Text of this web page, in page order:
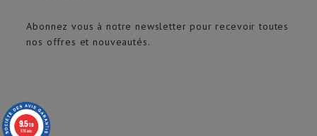
Abonnez vous à notre newsletter pour recevoir toutes
nos offres et nouveautés.
9.5/10
618 avis